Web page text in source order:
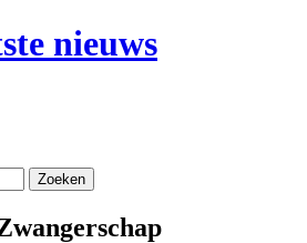
nieuws